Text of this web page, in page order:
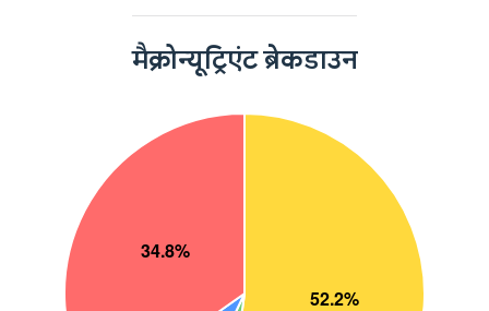
मैक्रोन्यूट्रिएंट ब्रेकडाउन